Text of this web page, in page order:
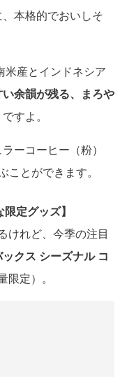
本格的でおいしそ
米産とインドネシア
余韻が残る、まろや
すよ。
ーコーヒー（粉）
とができます。
定グッズ】
けれど、今季の注目
クス シーズナル コ
限定）。